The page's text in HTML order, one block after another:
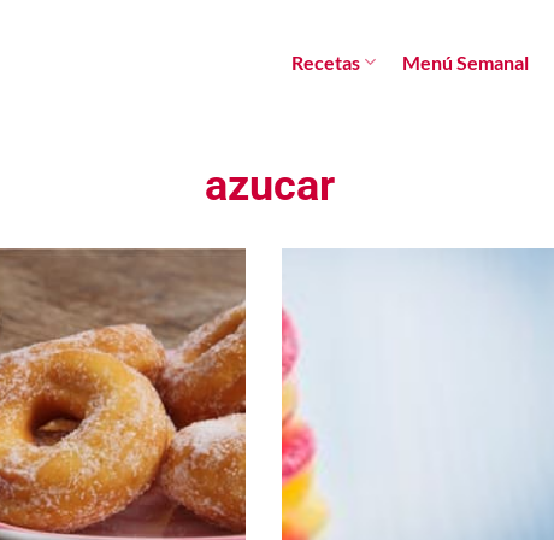
Recetas Menú Semanal
azucar